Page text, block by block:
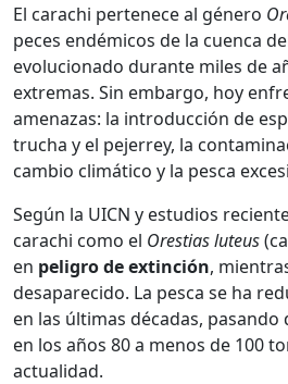
El carachi pertenece al género
peces endémicos de la cuenca
evolucionado durante miles de
extremas. Sin embargo, hoy
amenazas: la introducción de
trucha y el pejerrey, la
cambio climático y la pesca
Según la UICN y estudios
carachi como el Orestias luteus
en peligro de extinción,
desaparecido. La pesca se ha
en las últimas décadas, pasando
en los años 80 a menos de 100
actualidad.